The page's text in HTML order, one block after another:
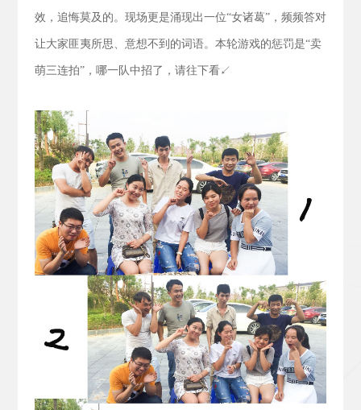
效，追悔莫及的。现场更是涌现出一位“女诸葛”，频频答对
让大家匪夷所思、意想不到的词语。本轮游戏的惩罚是“卖
萌三连拍”，哪一队中招了，请往下看↙